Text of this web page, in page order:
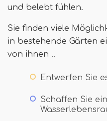
und belebt fühlen.
Sie finden viele
in bestehende Gärten
von ihnen ..
Entwerfen Sie
Schaffen Sie